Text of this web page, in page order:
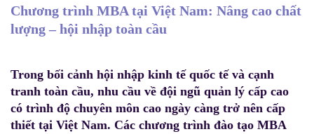
Chương trình MBA tại Việt Nam: Nâng cao chất
lượng – hội nhập toàn cầu
Trong bối cảnh hội nhập kinh tế quốc tế và cạnh
tranh toàn cầu, nhu cầu về đội ngũ quản lý cấp cao
có trình độ chuyên môn cao ngày càng trở nên cấp
thiết tại Việt Nam. Các chương trình đào tạo MBA